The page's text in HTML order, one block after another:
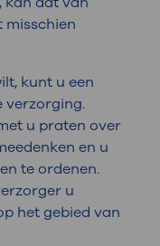
misschien
kunt u een
verzorging.
u praten over
en u
te ordenen.
u
het gebied van